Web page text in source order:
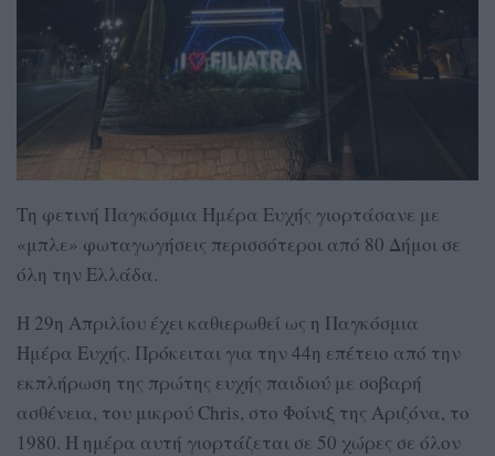
Τη φετινή Παγκόσμια Ημέρα Ευχής γιορτάσανε με
«μπλε» φωταγωγήσεις περισσότεροι από 80 Δήμοι σε
όλη την Ελλάδα.
Η 29η Απριλίου έχει καθιερωθεί ως η Παγκόσμια
Ημέρα Ευχής. Πρόκειται για την 44η επέτειο από την
εκπλήρωση της πρώτης ευχής παιδιού με σοβαρή
ασθένεια, του μικρού Chris, στο Φοίνιξ της Αριζόνα, το
1980. Η ημέρα αυτή γιορτάζεται σε 50 χώρες σε όλον